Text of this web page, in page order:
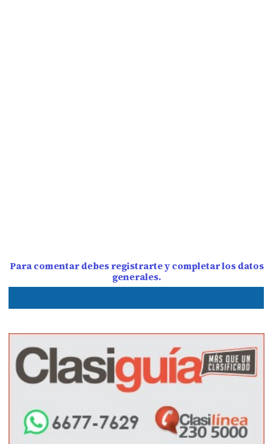
Para comentar debes registrarte y completar los datos
generales.